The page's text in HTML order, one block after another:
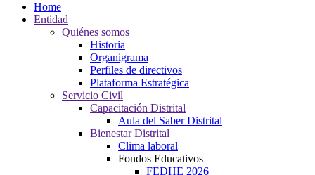
Home
Entidad
Quiénes somos
Historia
Organigrama
Perfiles de directivos
Plataforma Estratégica
Servicio Civil
Capacitación Distrital
Aula del Saber Distrital
Bienestar Distrital
Clima laboral
Fondos Educativos
FEDHE 2026